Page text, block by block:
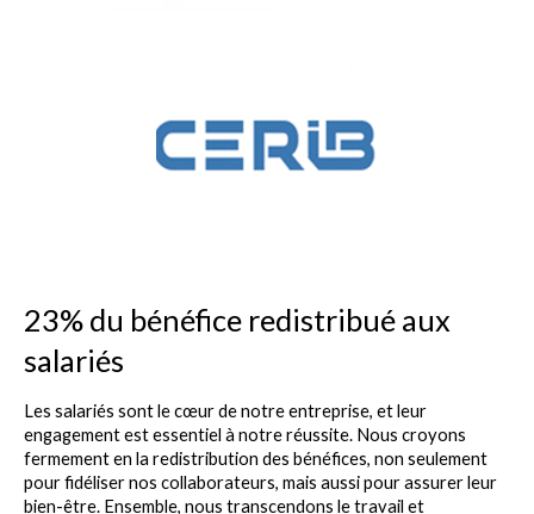
23% du bénéfice redistribué aux
salariés
Les salariés sont le cœur de notre entreprise, et leur
engagement est essentiel à notre réussite. Nous croyons
fermement en la redistribution des bénéfices, non seulement
pour fidéliser nos collaborateurs, mais aussi pour assurer leur
bien-être. Ensemble, nous transcendons le travail et